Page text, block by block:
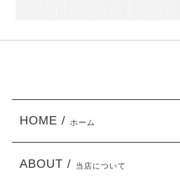
HOME / ホーム
ABOUT / 当店について